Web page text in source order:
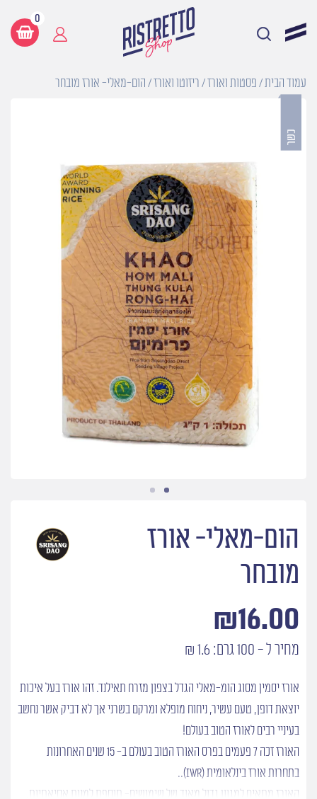
0
עמוד הבית/פסטות ואורז/ריזוטו ואורז/ הום-מאלי- אורז מובחר
הום-מאלי- אורז
מובחר
₪16.00
מחיר ל - 100 גרם: 1.6 ₪
אורז יסמין מסוג הומ-מאלי הגדל בצפון מזרח תאילנד. זהו אורז בעל איכות
יוצאת דופן, טעם עשיר, ניחוח מופלא ומרקם בשרני אך לא דביק אשר נחשב
בעיניי רבים לאורז הטוב בעולם!
האורז זכה 7 פעמים בפרס האורז הטוב בעולם ב- 15 שנים האחרונות
בתחרות אורז בינלאומית (IWR)..
האורז מתאים למגוון גדול מאוד של שימושים- תוספת למנות אסיאתיות,